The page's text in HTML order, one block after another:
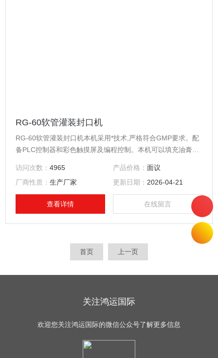
RG-60软管灌装封口机
RG-60软管灌装封口机本机采用*技术,严格符合GMP要求。配
备PLC控制器和彩色触摸屏及编程控制。本机可以填充油膏，
（包括生产日期）。适用于铅管,铝合金管,塑料管和层压管灌
装广泛适用于化妆品、制药、食品工业，是您理想的设备。
访问次数：4965 产品价格： 面议
厂商性质：生产厂家 更新日期： 2026-04-21
查看详情 在线留言
首页 上一页
关注鸿运国际
欢迎您关注鸿运国际的微信公众号了解更多信息